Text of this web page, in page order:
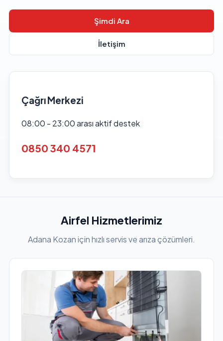
Şimdi Ara
İletişim
Çağrı Merkezi
08:00 - 23:00 arası aktif destek
0850 340 4571
Airfel Hizmetlerimiz
Adana Kozan için hızlı servis ve arıza çözümleri.